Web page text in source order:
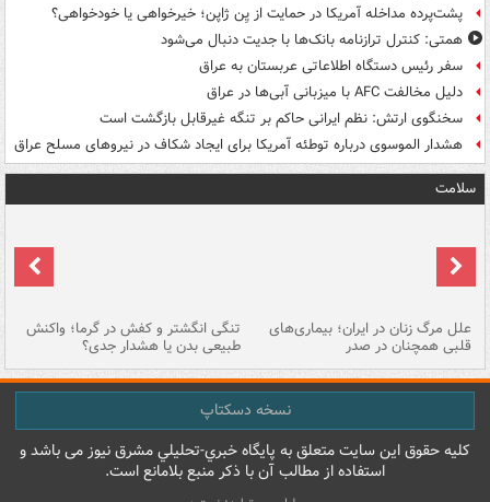
پشت‌پرده مداخله آمریکا در حمایت از یِن ژاپن؛ خیرخواهی یا خودخواهی؟
همتی: کنترل ترازنامه بانک‌ها با جدیت دنبال می‌شود
سفر رئیس دستگاه اطلاعاتی عربستان به عراق
دلیل مخالفت AFC با میزبانی آبی‌ها در عراق
سخنگوی ارتش: نظم ایرانی حاکم بر تنگه غیرقابل بازگشت است
هشدار الموسوی درباره توطئه آمریکا برای ایجاد شکاف در نیروهای مسلح عراق
سلامت
علل مرگ زنان در ایران؛ بیماری‌های
قلبی همچنان در صدر
تنگی انگشتر و کفش در گرما؛ واکنش
طبیعی بدن یا هشدار جدی؟
نسخه دسکتاپ
کليه حقوق اين سايت متعلق به پایگاه خبري-تحليلي مشرق نيوز می باشد و
استفاده از مطالب آن با ذکر منبع بلامانع است.